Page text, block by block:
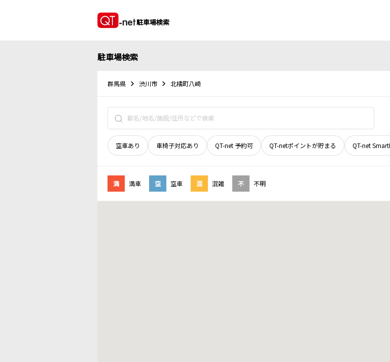
駐車場検索
駐車場検索
群馬県 渋川市 北橘町八崎
空車あり 車椅子対応あり QT-net 予約可 QT-netポイントが貯まる QT-net
満 満車 空 空車 混 混雑 不 不明